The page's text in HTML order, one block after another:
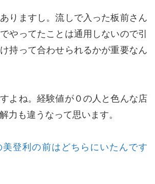
りますし。流しで入った板前さん
やってたことは通用しないので引
持って合わせられるかが重要なん
よね。経験値が０の人と色んな店
力も違うなって思います。
登利の前はどちらにいたんです